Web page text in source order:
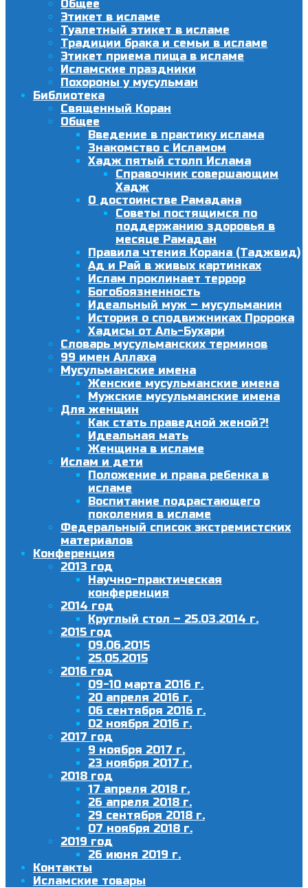
Общее
Этикет в исламе
Туалетный этикет в исламе
Традиции брака и семьи в исламе
Этикет приема пища в исламе
Исламские праздники
Похороны у мусульман
Библиотека
Священный Коран
Общее
Введение в практику ислама
Знакомство с Исламом
Хадж пятый столп Ислама
Справочник совершающим
Хадж
О достоинстве Рамадана
Советы постящимся по
поддержанию здоровья в
месяце Рамадан
Правила чтения Корана (Таджвид)
Ад и Рай в живых картинках
Ислам проклинает террор
Богобоязненность
Идеальный муж – мусульманин
История о сподвижниках Пророка
Хадисы от Аль-Бухари
Словарь мусульманских терминов
99 имен Аллаха
Мусульманские имена
Женские мусульманские имена
Мужские мусульманские имена
Для женщин
Как стать праведной женой?!
Идеальная мать
Женщина в исламе
Ислам и дети
Положение и права ребенка в
исламе
Воспитание подрастающего
поколения в исламе
Федеральный список экстремистских
материалов
Конференция
2013 год
Научно-практическая
конференция
2014 год
Круглый стол – 25.03.2014 г.
2015 год
09.06.2015
25.05.2015
2016 год
09-10 марта 2016 г.
20 апреля 2016 г.
06 сентября 2016 г.
02 ноября 2016 г.
2017 год
9 ноября 2017 г.
23 ноября 2017 г.
2018 год
17 апреля 2018 г.
26 апреля 2018 г.
29 сентября 2018 г.
07 ноября 2018 г.
2019 год
26 июня 2019 г.
Контакты
Исламские товары